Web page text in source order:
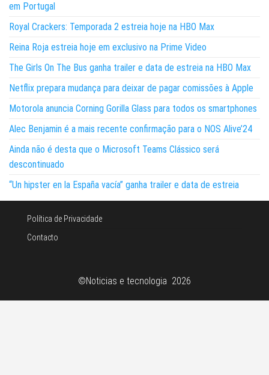
em Portugal
Royal Crackers: Temporada 2 estreia hoje na HBO Max
Reina Roja estreia hoje em exclusivo na Prime Video
The Girls On The Bus ganha trailer e data de estreia na HBO Max
Netflix prepara mudança para deixar de pagar comissões à Apple
Motorola anuncia Corning Gorilla Glass para todos os smartphones
Alec Benjamin é a mais recente confirmação para o NOS Alive’24
Ainda não é desta que o Microsoft Teams Clássico será
descontinuado
“Un hipster en la España vacía” ganha trailer e data de estreia
Política de Privacidade
Contacto
©Noticias e tecnologia 2026